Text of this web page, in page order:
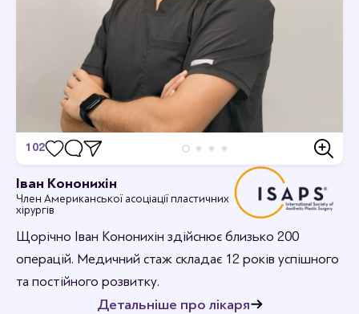
Іван Кононихін
Член Американської асоціації пластичних
хірургів
Щорічно Іван Кононихін здійснює близько 200
операцій. Медичний стаж складає 12 років успішного
та постійного розвитку.
Детальніше про лікаря
102
Станьте першим хто залишить відгук.